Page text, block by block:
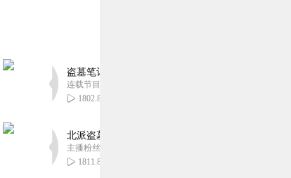
盗墓笔记 全8部丨豪华CV版丨苏尚卿&边江 领衔
连载节目超七百集
1802.87万
北派盗墓笔记丨头陀渊出品丨悬疑灵异丨摸金校尉
主播粉丝1659万
1811.84万